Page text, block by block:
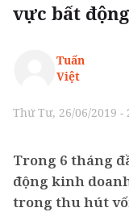
vực bất
Tuấn
Việt
Thứ Tư, 26/06/2019 -
Trong 6 tháng
động kinh
trong thu hút